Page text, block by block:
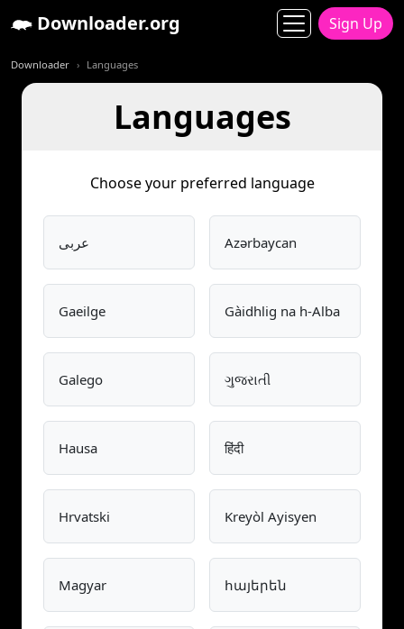
Downloader.org Sign Up
Downloader Languages
Languages
Choose your preferred language
عربى Azərbaycan
Gaeilge Gàidhlig na h-Alba
Galego ગુજરાતી
Hausa हिंदी
Hrvatski Kreyòl Ayisyen
Magyar հայերեն